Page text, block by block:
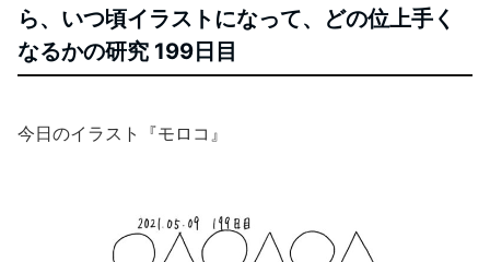
ら、いつ頃イラストになって、どの位上手く
なるかの研究 199日目
今日のイラスト『モロコ』